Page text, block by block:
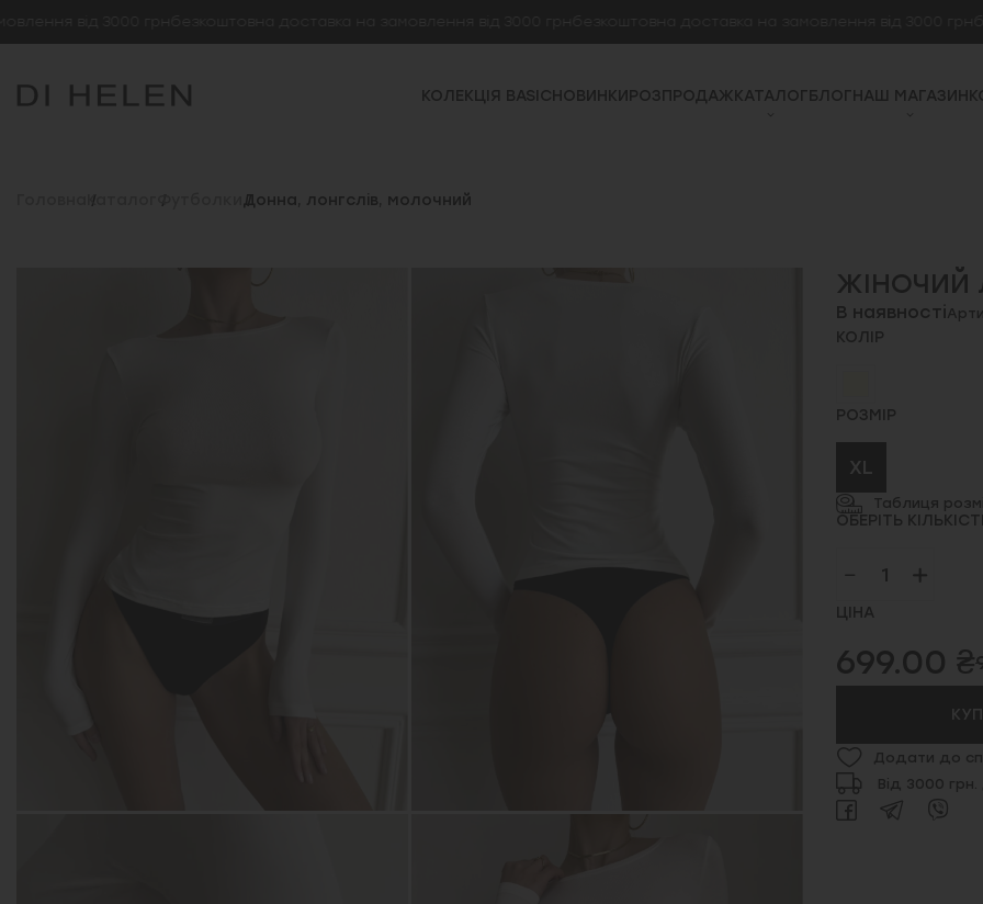
від 3000 грн безкоштовна доставка на замовлення від 3000 грн безкоштовна доставка на замовлення від 3000 грн
КОЛЕКЦІЯ BASICНОВИНКИРОЗПРОДАЖКАТАЛОГБЛОГНАШ МАГАЗИН
Каталог Футболки Донна, лонгслів, молочний
ЖІНОЧИЙ
В наявності
КОЛІР
РОЗМІР
XL
Таблиця
ОБЕРІТЬ
ЦІНА
699.00 ₴
Додати до
Від 3000